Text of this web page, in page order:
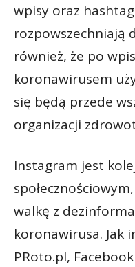
wpisy oraz
rozpowszechniają
również, że po
koronawirusem
się będą przede
organizacji
Instagram jest
walkę z
koronawirusa. Jak
PRoto.pl, Facebook